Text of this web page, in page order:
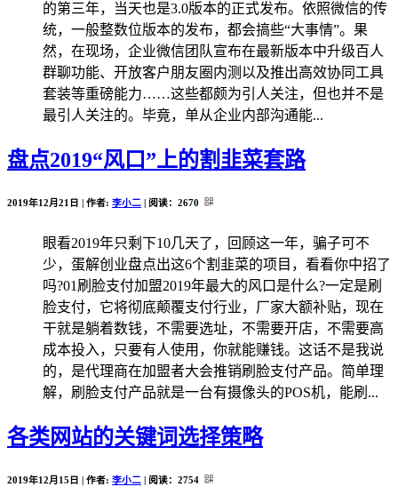
的第三年，当天也是3.0版本的正式发布。依照微信的传
统，一般整数位版本的发布，都会搞些“大事情”。果
然，在现场，企业微信团队宣布在最新版本中升级百人
群聊功能、开放客户朋友圈内测以及推出高效协同工具
套装等重磅能力……这些都颇为引人关注，但也并不是
最引人关注的。毕竟，单从企业内部沟通能...
盘点2019“风口”上的割韭菜套路
2019年12月21日 | 作者: 李小二 | 阅读： 2670
眼看2019年只剩下10几天了，回顾这一年，骗子可不
少，蛋解创业盘点出这6个割韭菜的项目，看看你中招了
吗?01刷脸支付加盟2019年最大的风口是什么?一定是刷
脸支付，它将彻底颠覆支付行业，厂家大额补贴，现在
干就是躺着数钱，不需要选址，不需要开店，不需要高
成本投入，只要有人使用，你就能赚钱。这话不是我说
的，是代理商在加盟者大会推销刷脸支付产品。简单理
解，刷脸支付产品就是一台有摄像头的POS机，能刷...
各类网站的关键词选择策略
2019年12月15日 | 作者: 李小二 | 阅读： 2754